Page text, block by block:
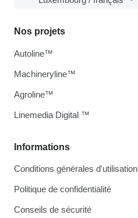
Informations
Conditions générales d'utilisation
Politique de confidentialité
Conseils de sécurité
Nos projets
Autoline™
Machineryline™
Agroline™
Linemedia Digital ™